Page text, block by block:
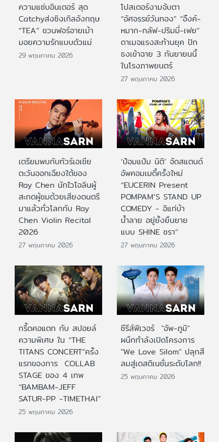
ความแซ่บอินเตอร์ สุด
Catchyส่งซิงเกิลอังกฤษ
“TEA” ชวนฟอร์อายเม้า
มอยความรักแบบตัวแม่
29 พฤษภาคม 2026
โปสเตอร์งามจับตา
“อัศจรรย์วันทอง” “อิ้งค์-
หมาก-กลัฟ-ปริมมี่-เฟย”
ดาเมจแรงสะท้านยุค ปัก
ธงเข้าฉาย 3 กันยายนนี้
ในโรงภาพยนตร์
27 พฤษภาคม 2026
เตรียมพบกับทัวร์เอเชีย
ตะวันออกเฉียงใต้ของ
Ray Chen นักไวโอลินผู้
สะกดผู้ชมด้วยเสียงดนตรี
มาแล้วทั่วโลกกับ Ray
Chen Violin Recital
2026
27 พฤษภาคม 2026
‘ป๋อมแป๋ม นิติ’ จัดสแตนด์
อัพคอมเมดี้ครั้งใหม่
“EUCERIN Present
POMPAM’S STAND UP
COMEDY - อิแก่บ้า
น้ำลาย อยู่ยั้งยืนยาย
แบบ SHINE ชรา”
27 พฤษภาคม 2026
กรี๊ดคอแตก กับ สปอยล์
ความพิเศษ ใน “THE
TITANS CONCERT”ครั้ง
แรกของการ COLLAB
STAGE ของ 4 เทพ
“BAMBAM-JEFF
SATUR-PP -TIMETHAI”
25 พฤษภาคม 2026
ซีรีส์ฟีเวอร์ "อัพ-ภูมิ"
ผนึกกำลังเปิดโครงการ
"We Love Silom" ปลุกสี
ลมสู่เดสติเนชั่นระดับโลก!!
25 พฤษภาคม 2026